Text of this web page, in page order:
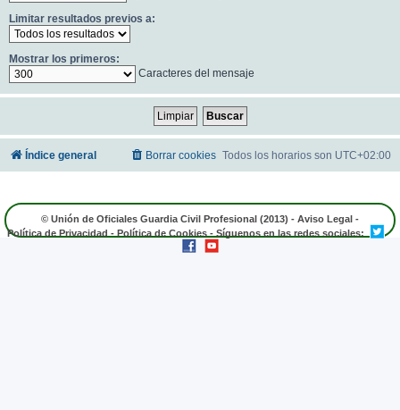
Limitar resultados previos a:
Mostrar los primeros:
Caracteres del mensaje
Índice general Todos los horarios son UTC+02:00
Borrar cookies
© Unión de Oficiales Guardia Civil Profesional (2013) - Aviso Legal -
Política de Privacidad - Política de Cookies - Síguenos en las redes sociales: